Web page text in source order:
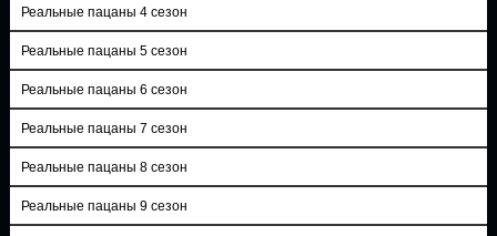
Реальные пацаны 4 сезон
Реальные пацаны 5 сезон
Реальные пацаны 6 сезон
Реальные пацаны 7 сезон
Реальные пацаны 8 сезон
Реальные пацаны 9 сезон